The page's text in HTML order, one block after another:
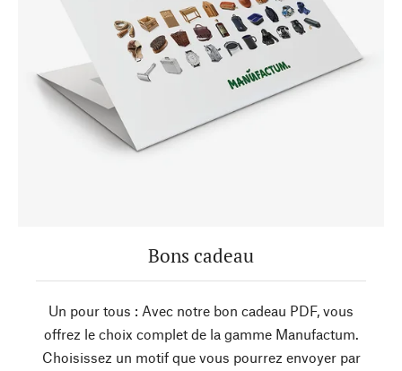
Bons cadeau
Un pour tous : Avec notre bon cadeau PDF, vous
offrez le choix complet de la gamme Manufactum.
Choisissez un motif que vous pourrez envoyer par